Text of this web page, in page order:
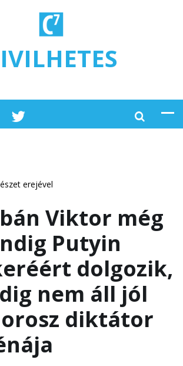
Viktor még
Putyin
dolgozik,
nem áll jól
orosz diktátor